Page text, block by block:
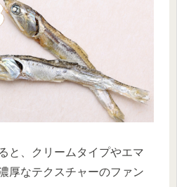
と、クリームタイプやエマ
厚なテクスチャーのファン